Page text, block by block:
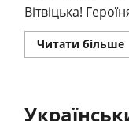
Вітвіцька!
Читати більше